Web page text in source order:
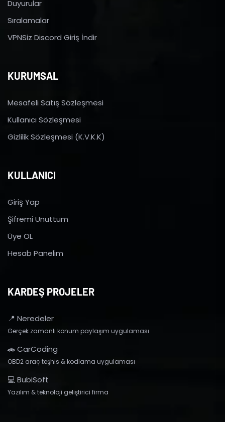
Duyurular
Sıralamalar
VPNSiz Discord Giriş İndir
KURUMSAL
Mesafeli Satış Sözleşmesi
Kullanıcı Sözleşmesi
Gizlilik Sözleşmesi (K.V.K.K)
KULLANICI
Giriş Yap
Şifremi Unuttum
Üye OL
Hesab Panelim
KARDEŞ PROJELER
📍 Neredeler
Gerçek zamanlı konum paylaşım uygulaması
🚗 CarCoding
OBD2 araç teşhis & kodlama uygulaması
💻 BubiSoft
Yazılım & teknoloji geliştirici firma